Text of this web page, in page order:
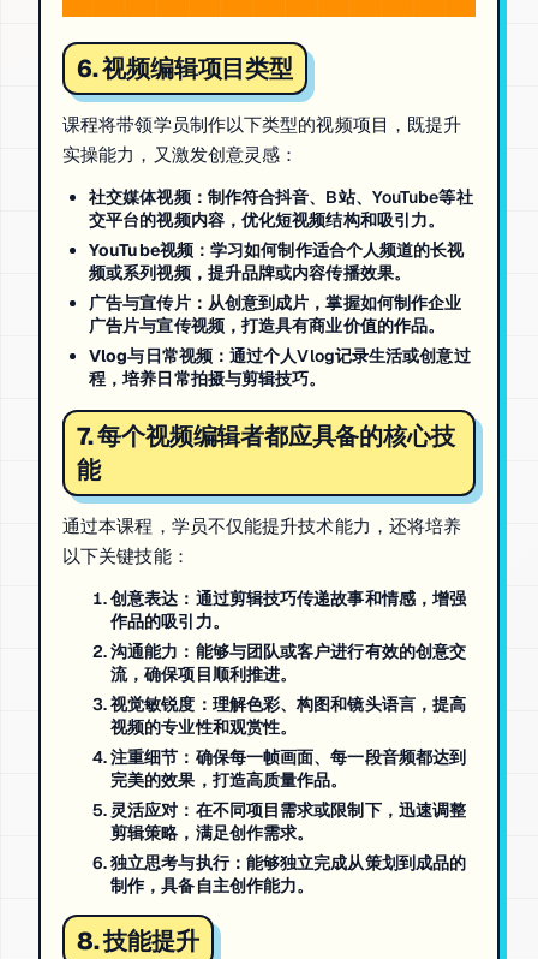
6. 视频编辑项目类型
课程将带领学员制作以下类型的视频项目，既提升
实操能力，又激发创意灵感：
社交媒体视频：制作符合抖音、B站、YouTube等社
交平台的视频内容，优化短视频结构和吸引力。
YouTube视频：学习如何制作适合个人频道的长视
频或系列视频，提升品牌或内容传播效果。
广告与宣传片：从创意到成片，掌握如何制作企业
广告片与宣传视频，打造具有商业价值的作品。
Vlog与日常视频：通过个人Vlog记录生活或创意过
程，培养日常拍摄与剪辑技巧。
7. 每个视频编辑者都应具备的核心技
能
通过本课程，学员不仅能提升技术能力，还将培养
以下关键技能：
创意表达 ：通过剪辑技巧传递故事和情感，增强
作品的吸引力。
沟通能力 ：能够与团队或客户进行有效的创意交
流，确保项目顺利推进。
视觉敏锐度 ：理解色彩、构图和镜头语言，提高
视频的专业性和观赏性。
注重细节 ：确保每一帧画面、每一段音频都达到
完美的效果，打造高质量作品。
灵活应对 ：在不同项目需求或限制下，迅速调整
剪辑策略，满足创作需求。
独立思考与执行：能够独立完成从策划到成品的
制作，具备自主创作能力。
8. 技能提升